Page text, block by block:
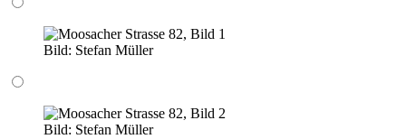
Bild: Stefan Müller
Bild: Stefan Müller